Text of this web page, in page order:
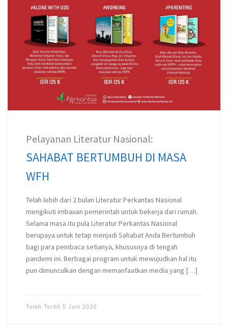
Pelayanan Literatur Nasional:
SAHABAT BERTUMBUH DI MASA
WFH
Telah lebih dari 2 bulan Literatur Perkantas Nasional
mengikuti imbauan pemerintah untuk bekerja dari rumah.
Selama masa itu pula Literatur Perkantas Nasional
berupaya untuk tetap menjadi Sahabat Anda Bertumbuh
bagi para pembaca setianya, khususnya di tengah
pandemi ini. Berbagai program untuk mewujudkan hal itu
pun dimunculkan dengan memanfaatkan media yang […]
Telah Terbit 5 Juni 2020